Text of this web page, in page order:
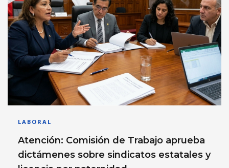
LABORAL
Atención: Comisión de Trabajo aprueba
dictámenes sobre sindicatos estatales y